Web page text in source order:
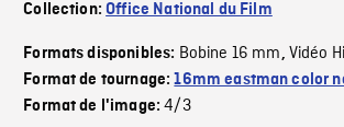
Collection:Office National du Film
Formats disponibles: Bobine 16 mm, Vidéo
Format de tournage:16mm eastman color
Format de l'image:4/3